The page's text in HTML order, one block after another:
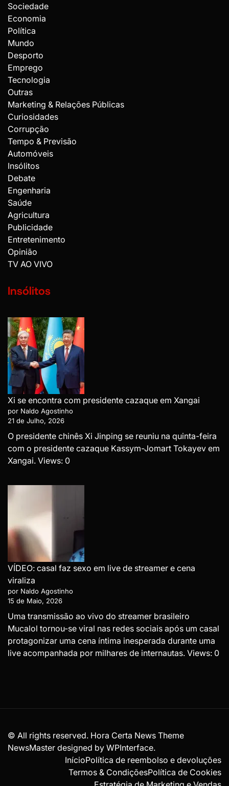
Sociedade
Economia
Política
Mundo
Desporto
Emprego
Tecnologia
Outras
Marketing & Relações Públicas
Curiosidades
Corrupção
Tempo & Previsão
Automóveis
Insólitos
Debate
Engenharia
Saúde
Agricultura
Publicidade
Entretenimento
Opinião
TV AO VIVO
Insólitos
Xi se encontra com presidente cazaque em Xangai
por Naldo Agostinho
21 de Julho, 2026
O presidente chinês Xi Jinping se reuniu na quinta-feira
com o presidente cazaque Kassym-Jomart Tokayev em
Xangai. Views: 0
VÍDEO: casal faz sexo em live de streamer e cena
viraliza
por Naldo Agostinho
15 de Maio, 2026
Uma transmissão ao vivo do streamer brasileiro
Mucalol tornou-se viral nas redes sociais após um casal
protagonizar uma cena íntima inesperada durante uma
live acompanhada por milhares de internautas. Views: 0
© All rights reserved. Hora Certa News Theme
NewsMaster designed by WPInterface.
InícioPolítica de reembolso e devoluções
Termos & CondiçõesPolítica de Cookies